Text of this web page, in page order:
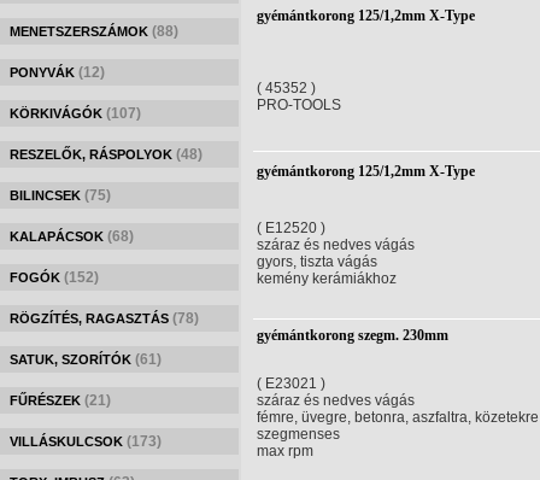
MENETSZERSZÁMOK (88)
PONYVÁK (12)
KÖRKIVÁGÓK (107)
RESZELŐK, RÁSPOLYOK (48)
BILINCSEK (75)
KALAPÁCSOK (68)
FOGÓK (152)
RÖGZÍTÉS, RAGASZTÁS (78)
SATUK, SZORÍTÓK (61)
FŰRÉSZEK (21)
VILLÁSKULCSOK (173)
gyémántkorong 125/1,2mm X-Type
( 45352 )
PRO-TOOLS
gyémántkorong 125/1,2mm X-Type
( E12520 )
száraz és nedves vágás
gyors, tiszta vágás
kemény kerámiákhoz
gyémántkorong szegm. 230mm
( E23021 )
száraz és nedves vágás
fémre, üvegre, betonra, aszfaltra, közetekre
szegmenses
max rpm